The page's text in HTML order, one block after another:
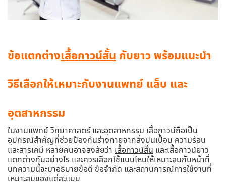
ข้อแตกต่างเสื้อกาวน์สั้น กับยาว พร้อมแนะนำ
วิธีเลือกให้เหมาะกับงานแพทย์ แล็บ และ
อุตสาหกรรม
ในงานแพทย์ วิทยาศาสตร์ และอุตสาหกรรม เสื้อกาวน์ถือเป็น
อุปกรณ์สำคัญที่ช่วยป้องกันร่างกายจากสิ่งปนเปื้อน ความร้อน
และสารเคมี หลายคนอาจสงสัยว่า เสื้อกาวน์สั้น และเสื้อกาวน์ยาว
แตกต่างกันอย่างไร และควรเลือกใช้แบบไหนให้เหมาะสมกับหน้าที่
บทความนี้จะมาอธิบายข้อดี ข้อจำกัด และสถานการณ์การใช้งานที่
เหมาะสมของแต่ละแบบ